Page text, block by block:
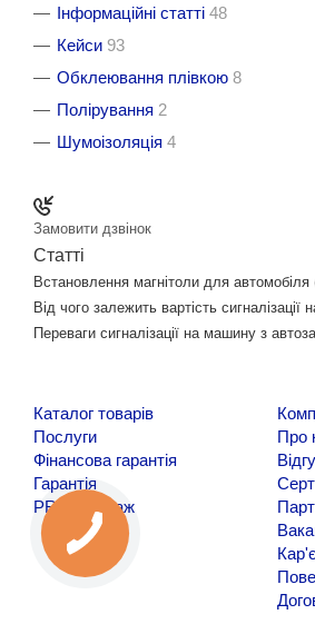
Інформаційні статті 48
Кейси 93
Обклеювання плівкою 8
Полірування 2
Шумоізоляція 4
Замовити дзвінок
Статті
Встановлення магнітоли для автомобіля
Від чого залежить вартість сигналізації
Переваги сигналізації на машину з
Каталог товарів
Послуги
Фінансова гарантія
Гарантія
PRO Монтаж
Про